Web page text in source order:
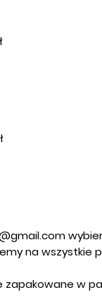
na wszystkie
zapakowane w